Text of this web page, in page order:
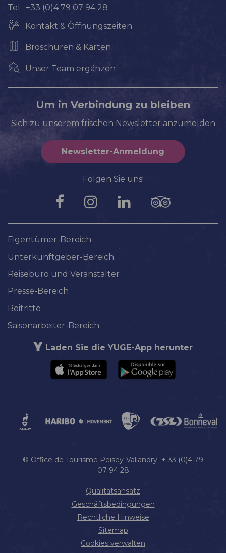
Tel : +33 (0)4 79 07 94 28
Kontakt & Öffnungszeiten
Broschüren & Karten
Unser Team ergänzen
Um in Verbindung zu bleiben
Sich zu unserem frischen Newsletter anzumelden
Newsletter-Anmeldung
Folgen Sie uns!
Eigentümer-Bereich
Unterkunftgeber-Bereich
Reisebüro und Veranstalter
Presse-Bereich
Beitritte
Saisonarbeiter-Bereich
Laden Sie die YUGE-App herunter
© Office de Tourisme Peisey-Vallandry + 33 (0)4 79
07 94 28
Qualitätsansatz
Geschäftsbedingungen
Rechtliche Hinweise
Sitemap
Cookies verwalten